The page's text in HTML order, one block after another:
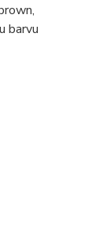
barvu